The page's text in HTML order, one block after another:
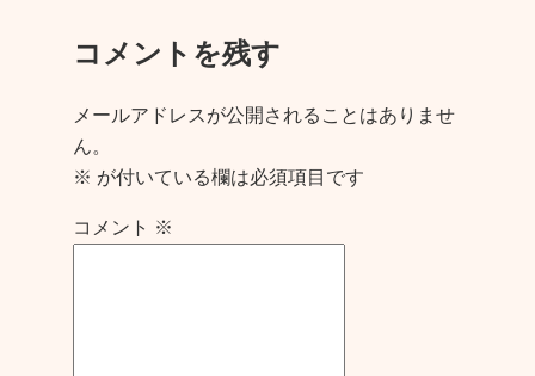
コメントを残す
メールアドレスが公開されることはありませ
ん。
※ が付いている欄は必須項目です
コメント ※